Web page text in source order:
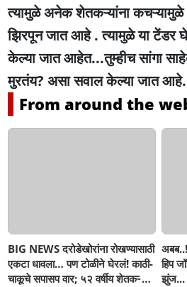
त्यामुळे अनेक शेतकऱ्यांना
झिरपून जात आहे . त्यामुळे या टेंडर
केल्या जात आहेत...तुम्हीच सांगा
मुरतंय? असा सवाल केल्या जात आहे.
From around the
BIG NEWS दरोडेखोरांना रोखण्यासाठी
एकटा धावला… पण टोळीने घेरलं! काठी-
चाकूचे सपासप वार; ५२ वर्षीय शेतकऱ्याचा
हिप
झुंज...